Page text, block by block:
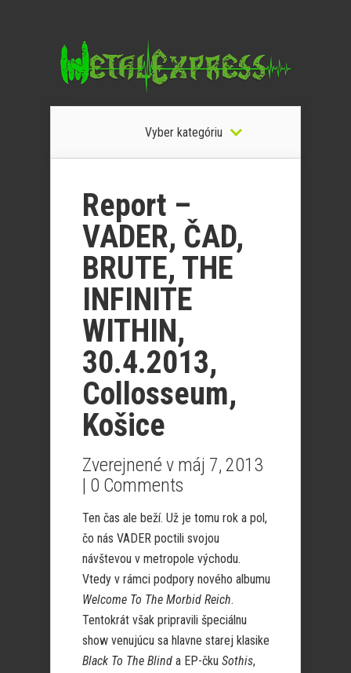
Vyber kategóriu
Report –
VADER, ČAD,
BRUTE, THE
INFINITE
WITHIN,
30.4.2013,
Collosseum,
Košice
Zverejnené v máj 7, 2013
| 0 Comments
Ten čas ale beží. Už je tomu rok a pol,
čo nás VADER poctili svojou
návštevou v metropole východu.
Vtedy v rámci podpory nového albumu
Welcome To The Morbid Reich.
Tentokrát však pripravili špeciálnu
show venujúcu sa hlavne starej klasike
Black To The Blind a EP-čku Sothis,